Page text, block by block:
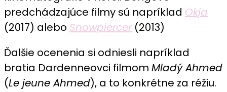
predchádzajúce filmy sú napríklad Okja
(2017) alebo Snowpiercer(2013)
Ďalšie ocenenia si odniesli napríklad
bratia Dardenneovci filmom Mladý Ahmed
(Le jeune Ahmed), a to konkrétne za réžiu.